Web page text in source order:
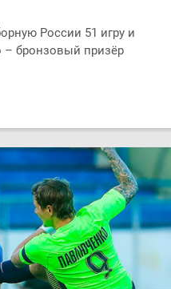
России 51 игру и
– бронзовый призёр